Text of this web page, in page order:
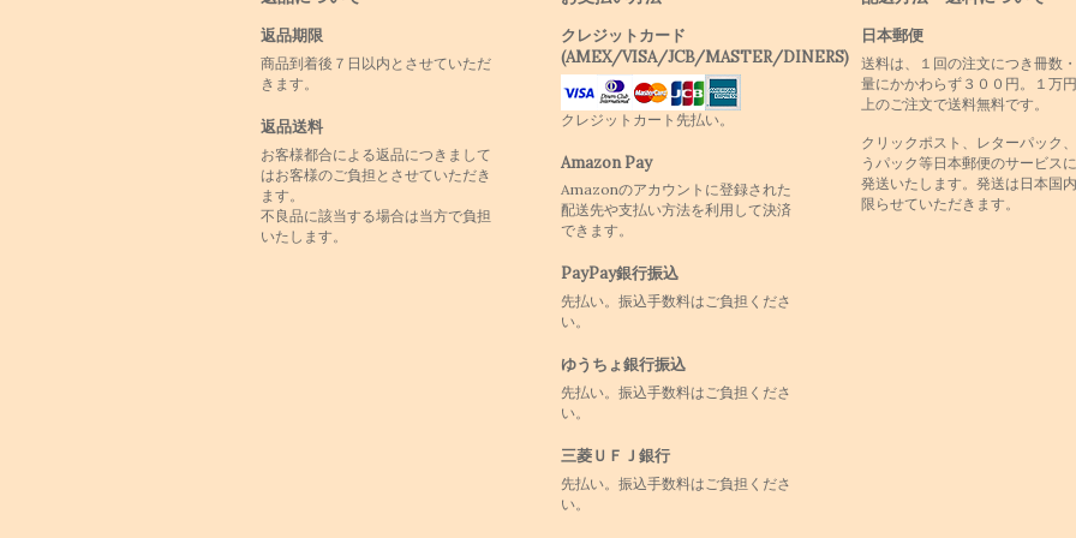
返品期限
商品到着後７日以内とさせていただ
きます。
返品送料
お客様都合による返品につきまして
はお客様のご負担とさせていただき
ます。
不良品に該当する場合は当方で負担
いたします。
クレジットカード
(AMEX/VISA/JCB/MASTER/DINERS)
クレジットカート先払い。
Amazon Pay
Amazonのアカウントに登録された
配送先や支払い方法を利用して決済
できます。
PayPay銀行振込
先払い。振込手数料はご負担くださ
い。
ゆうちょ銀行振込
先払い。振込手数料はご負担くださ
い。
三菱ＵＦＪ銀行
先払い。振込手数料はご負担くださ
い。
日本郵便
送料は、１回の注文につき冊数
量にかかわらず３００円。１万
上のご注文で送料無料です。
クリックポスト、レターパック
うパック等日本郵便のサービス
発送いたします。発送は日本国
限らせていただきます。